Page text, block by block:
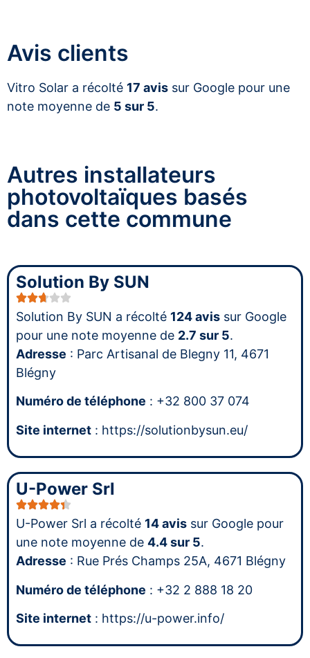
Avis clients
Vitro Solar a récolté 17 avis sur Google pour une
note moyenne de 5 sur 5.
Autres installateurs
photovoltaïques basés
dans cette commune
Solution By SUN
Solution By SUN a récolté 124 avis sur Google
pour une note moyenne de 2.7 sur 5.
Adresse : Parc Artisanal de Blegny 11, 4671
Blégny
Numéro de téléphone : +32 800 37 074
Site internet : https://solutionbysun.eu/
U-Power Srl
U-Power Srl a récolté 14 avis sur Google pour
une note moyenne de 4.4 sur 5.
Adresse : Rue Prés Champs 25A, 4671 Blégny
Numéro de téléphone : +32 2 888 18 20
Site internet : https://u-power.info/